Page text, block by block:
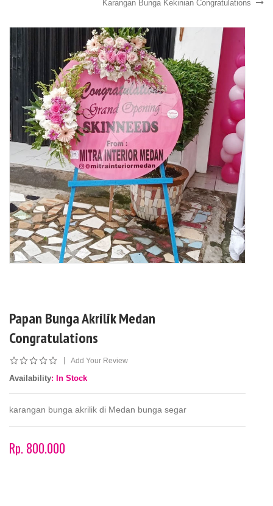
Karangan Bunga Kekinian Congratulations
Papan Bunga Akrilik Medan
Congratulations
Add Your Review
Availability: In Stock
karangan bunga akrilik di Medan bunga segar
Rp. 800.000